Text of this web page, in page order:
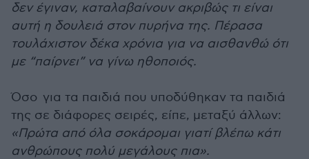
δεν έγιναν, καταλαβαίνουν ακριβώς τι είναι
αυτή η δουλειά στον πυρήνα της. Πέρασα
τουλάχιστον δέκα χρόνια για να αισθανθώ ότι
με “παίρνει” να γίνω ηθοποιός.
Όσο για τα παιδιά που υποδύθηκαν τα παιδιά
της σε διάφορες σειρές, είπε, μεταξύ άλλων:
«Πρώτα από όλα σοκάρομαι γιατί βλέπω κάτι
ανθρώπους πολύ μεγάλους πια».